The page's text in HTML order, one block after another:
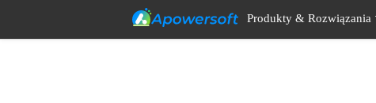
Produkty & Rozwiązania